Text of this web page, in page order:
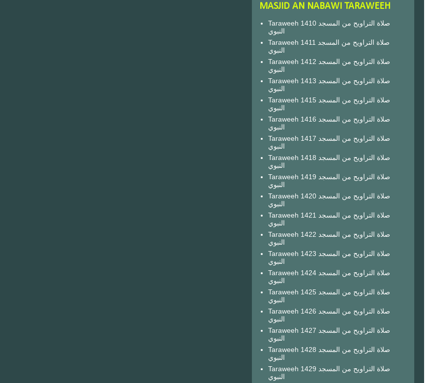
MASJID AN NABAWI TARAWEEH
Taraweeh 1410 صلاة التراويح من المسجد
النبوي
Taraweeh 1411 صلاة التراويح من المسجد
النبوي
Taraweeh 1412 صلاة التراويح من المسجد
النبوي
Taraweeh 1413 صلاة التراويح من المسجد
النبوي
Taraweeh 1415 صلاة التراويح من المسجد
النبوي
Taraweeh 1416 صلاة التراويح من المسجد
النبوي
Taraweeh 1417 صلاة التراويح من المسجد
النبوي
Taraweeh 1418 صلاة التراويح من المسجد
النبوي
Taraweeh 1419 صلاة التراويح من المسجد
النبوي
Taraweeh 1420 صلاة التراويح من المسجد
النبوي
Taraweeh 1421 صلاة التراويح من المسجد
النبوي
Taraweeh 1422 صلاة التراويح من المسجد
النبوي
Taraweeh 1423 صلاة التراويح من المسجد
النبوي
Taraweeh 1424 صلاة التراويح من المسجد
النبوي
Taraweeh 1425 صلاة التراويح من المسجد
النبوي
Taraweeh 1426 صلاة التراويح من المسجد
النبوي
Taraweeh 1427 صلاة التراويح من المسجد
النبوي
Taraweeh 1428 صلاة التراويح من المسجد
النبوي
Taraweeh 1429 صلاة التراويح من المسجد
النبوي